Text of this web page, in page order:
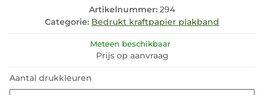
Artikelnummer: 294
Categorie: Bedrukt kraftpapier plakband
Meteen beschikbaar
Prijs op aanvraag
Aantal drukkleuren